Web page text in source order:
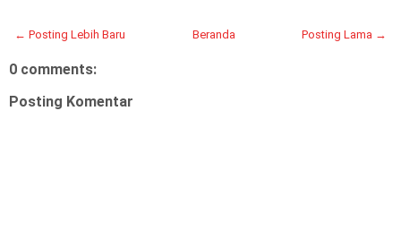
← Posting Lebih Baru Posting Lama →
Beranda
0 comments:
Posting Komentar